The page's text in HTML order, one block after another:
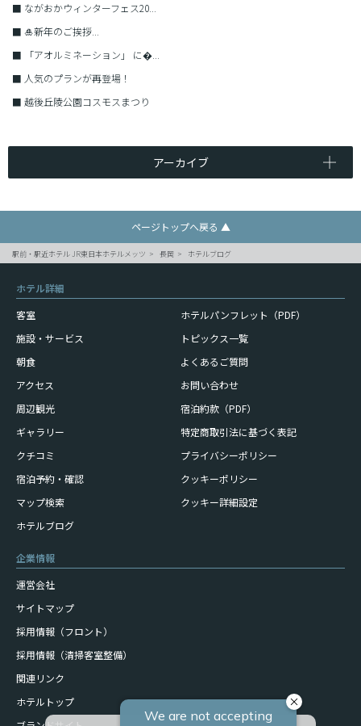
■ ながおかウィンターフェス20...
■ 🎍新年のご挨拶...
■
「アオルミネーション」 に�...
■ 人気のプランが再登場！
■ 越後丘陵公園コスモスまつり
アーカイブ
ページトップへ戻る ▲
駅前・駅近ホテル JR東日本ホテルメッツ 長岡 ホテルブログ
ホテル詳細
客室
施設・サービス
朝食
アクセス
周辺観光
ギャラリー
クチコミ
宿泊予約・確認
マップ検索
ホテルブログ
ホテルパンフレット（PDF）
トピックス一覧
よくあるご質問
お問い合わせ
宿泊約款（PDF）
特定商取引法に基づく表記
プライバシーポリシー
クッキーポリシー
クッキー詳細設定
企業情報
運営会社
サイトマップ
採用情報（フロント）
採用情報（清掃客室整備）
関連リンク
ホテルトップ